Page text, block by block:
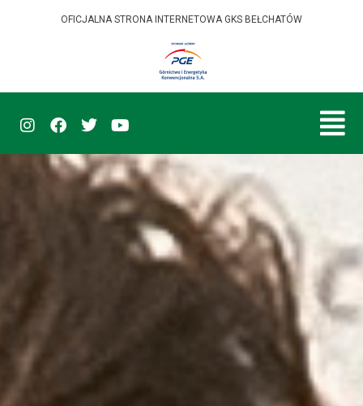
OFICJALNA STRONA INTERNETOWA GKS BEŁCHATÓW